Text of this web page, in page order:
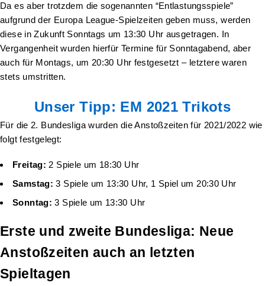
Da es aber trotzdem die sogenannten “Entlastungsspiele”
aufgrund der Europa League-Spielzeiten geben muss, werden
diese in Zukunft Sonntags um 13:30 Uhr ausgetragen. In
Vergangenheit wurden hierfür Termine für Sonntagabend, aber
auch für Montags, um 20:30 Uhr festgesetzt – letztere waren
stets umstritten.
Unser Tipp: EM 2021 Trikots
Für die 2. Bundesliga wurden die Anstoßzeiten für 2021/2022 wie
folgt festgelegt:
Freitag: 2 Spiele um 18:30 Uhr
Samstag: 3 Spiele um 13:30 Uhr, 1 Spiel um 20:30 Uhr
Sonntag: 3 Spiele um 13:30 Uhr
Erste und zweite Bundesliga: Neue
Anstoßzeiten auch an letzten
Spieltagen